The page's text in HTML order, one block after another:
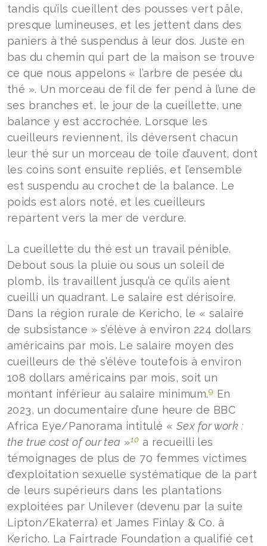
tandis qu’ils cueillent des pousses vert pâle,
presque lumineuses, et les jettent dans des
paniers à thé suspendus à leur dos. Juste en
bas du chemin qui part de la maison se trouve
ce que nous appelons « l’arbre de pesée du
thé ». Un morceau de fil de fer pend à l’une de
ses branches et, le jour de la cueillette, une
balance y est accrochée. Lorsque les
cueilleurs reviennent, ils déversent chacun
leur thé sur un morceau de toile d’auvent, dont
les coins sont ensuite repliés, et l’ensemble
est suspendu au crochet de la balance. Le
poids est alors noté, et les cueilleurs
repartent vers la mer de verdure.
La cueillette du thé est un travail pénible.
Debout sous la pluie ou sous un soleil de
plomb, ils travaillent jusqu’à ce qu’ils aient
cueilli un quadrant. Le salaire est dérisoire.
Dans la région rurale de Kericho, le « salaire
de subsistance » s’élève à environ 224 dollars
américains par mois. Le salaire moyen des
cueilleurs de thé s’élève toutefois à environ
108 dollars américains par mois, soit un
montant inférieur au salaire minimum.9 En
2023, un documentaire d’une heure de BBC
Africa Eye/Panorama intitulé « Sex for work :
the true cost of our tea »10 a recueilli les
témoignages de plus de 70 femmes victimes
d’exploitation sexuelle systématique de la part
de leurs supérieurs dans les plantations
exploitées par Unilever (devenu par la suite
Lipton/Ekaterra) et James Finlay & Co. à
Kericho. La Fairtrade Foundation a qualifié cet